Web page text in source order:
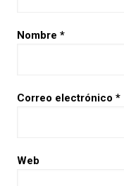
Nombre *
Correo electrónico *
Web